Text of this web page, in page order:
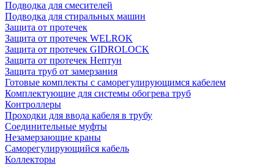
Подводка для смесителей
Подводка для стиральных машин
Защита от протечек
Защита от протечек WELROK
Защита от протечек GIDROLOCK
Защита от протечек Нептун
Защита труб от замерзания
Готовые комплекты с саморегулирующимся кабелем
Комплектующие для системы обогрева труб
Контроллеры
Проходки для ввода кабеля в трубу
Соединительные муфты
Незамерзающие краны
Саморегулирующийся кабель
Коллекторы